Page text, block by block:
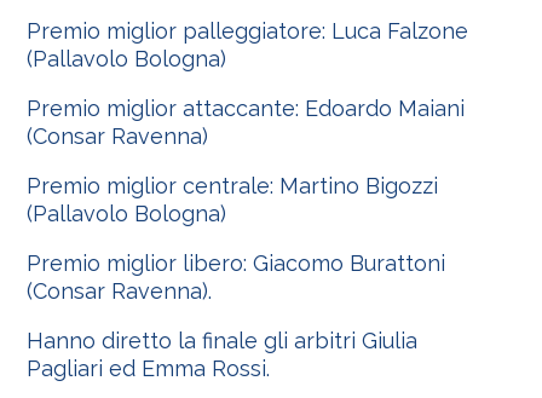
Premio miglior palleggiatore: Luca Falzone
(Pallavolo Bologna)
Premio miglior attaccante: Edoardo Maiani
(Consar Ravenna)
Premio miglior centrale: Martino Bigozzi
(Pallavolo Bologna)
Premio miglior libero: Giacomo Burattoni
(Consar Ravenna).
Hanno diretto la finale gli arbitri Giulia
Pagliari ed Emma Rossi.